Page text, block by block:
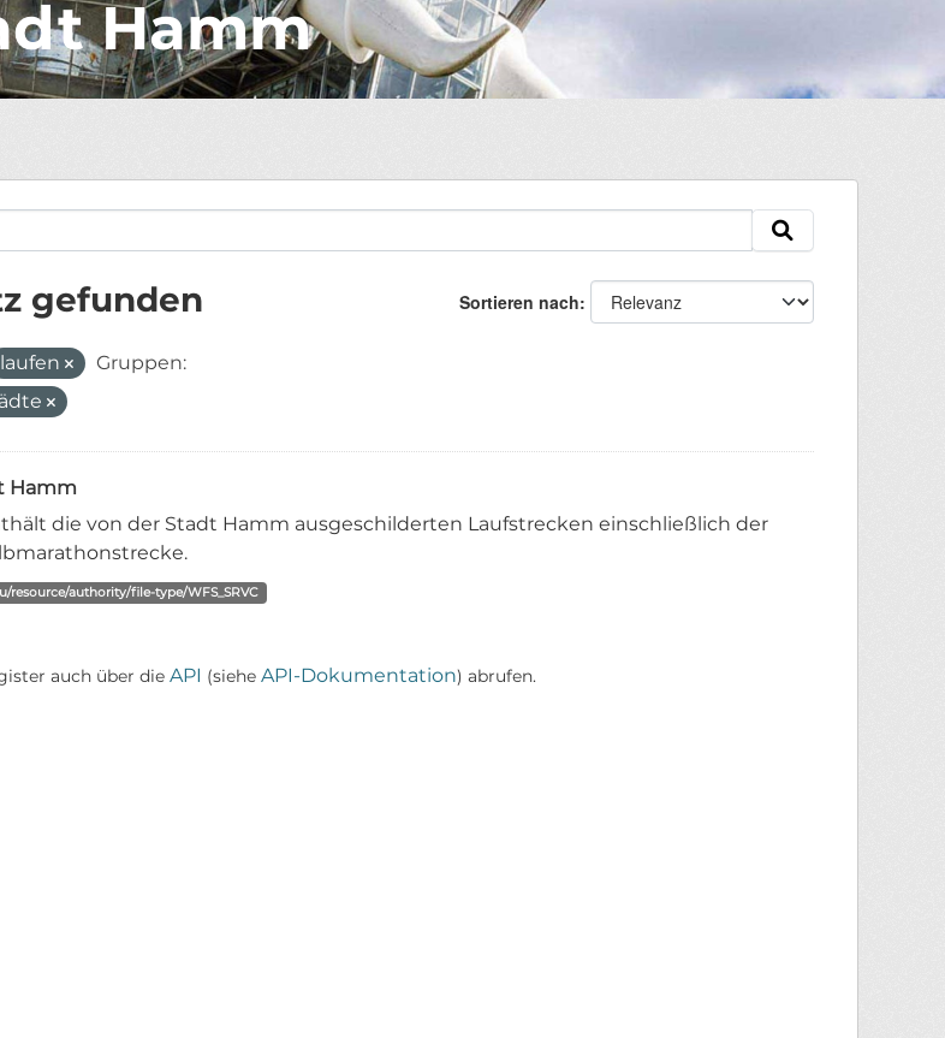
Hamm
Sortieren nach
gefunden
laufen
Gruppen:
Hamm
die von der Stadt Hamm ausgeschilderten Laufstrecken einschließlich der
resource/authority/file-type/WFS_SRVC
auch über die API (siehe API-Dokumentation) abrufen.